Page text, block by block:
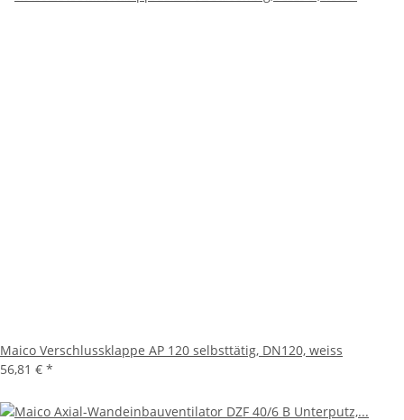
Maico Verschlussklappe AP 120 selbsttätig, DN120, weiss
56,81 € *